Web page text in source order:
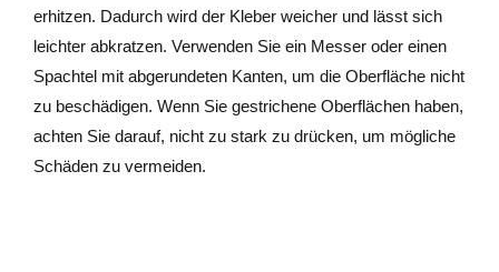
erhitzen. Dadurch wird der Kleber weicher und lässt sich
leichter abkratzen. Verwenden Sie ein Messer oder einen
Spachtel mit abgerundeten Kanten, um die Oberfläche nicht
zu beschädigen. Wenn Sie gestrichene Oberflächen haben,
achten Sie darauf, nicht zu stark zu drücken, um mögliche
Schäden zu vermeiden.